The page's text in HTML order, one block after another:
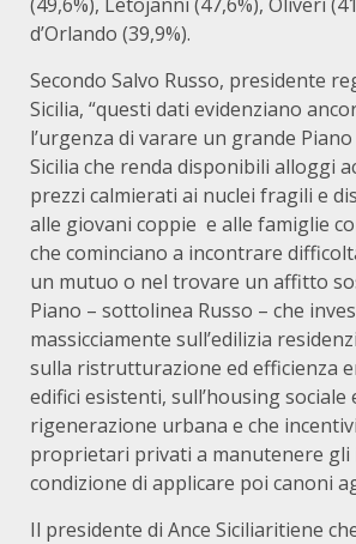
d’Orlando (39,9%).
Secondo Salvo Russo, presidente
Sicilia, “questi dati evidenziano
l’urgenza di varare un grande
Sicilia che renda disponibili alloggi
prezzi calmierati ai nuclei fragili e
alle giovani coppie e alle famiglie
che cominciano a incontrare
un mutuo o nel trovare un affitto
Piano – sottolinea Russo – che
massicciamente sull’edilizia
sulla ristrutturazione ed efficienza
edifici esistenti, sull’housing sociale
rigenerazione urbana e che
proprietari privati a manutenere
condizione di applicare poi canoni
Il presidente di Ance Siciliaritiene